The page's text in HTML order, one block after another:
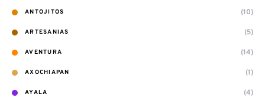
ANTOJITOS (10)
ARTESANIAS (5)
AVENTURA (14)
AXOCHIAPAN (1)
AYALA (4)